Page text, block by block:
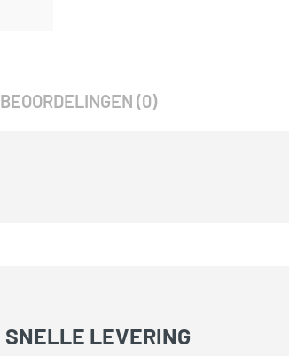
BEOORDELINGEN (0)
SNELLE LEVERING